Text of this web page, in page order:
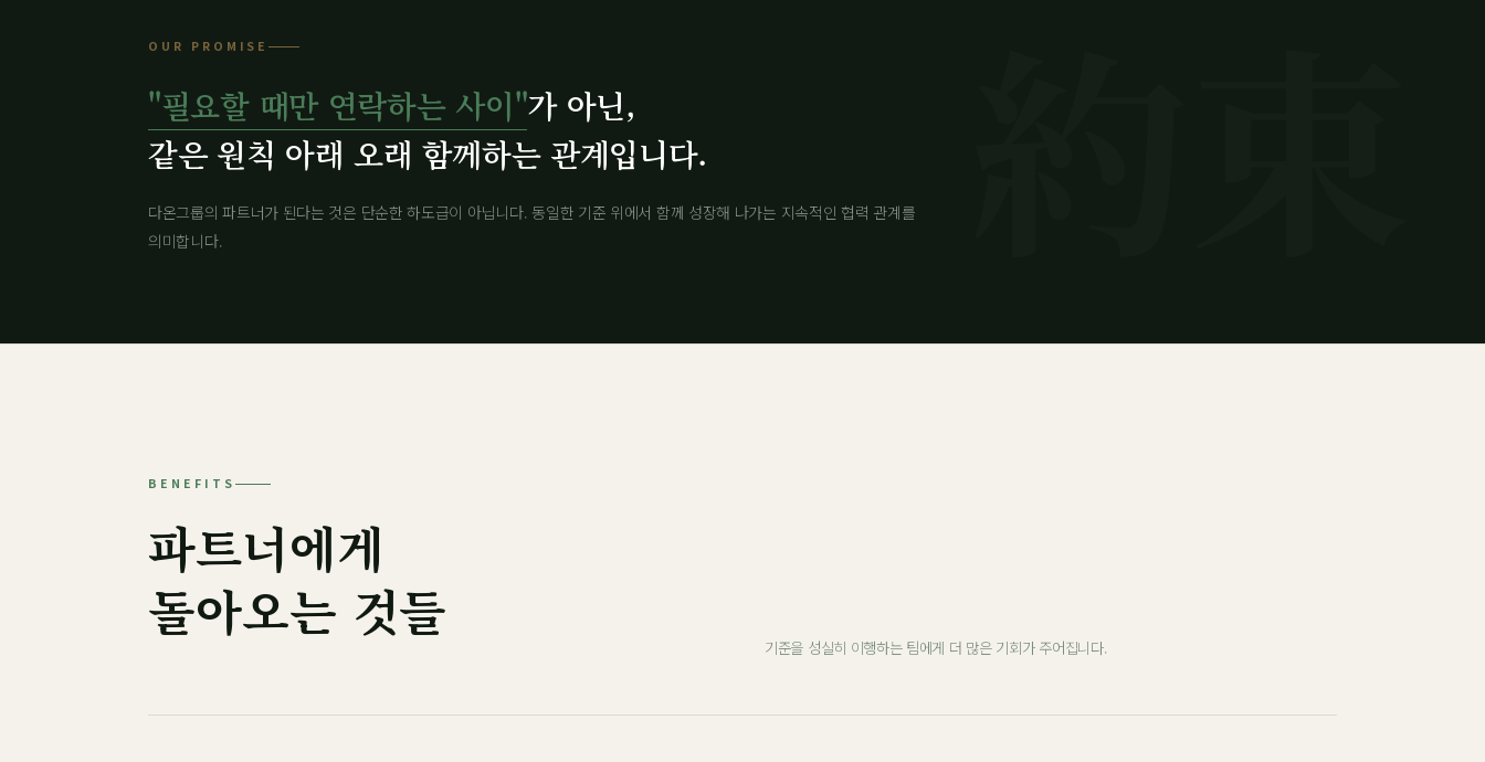
OUR PROMISE
"필요할 때만 연락하는 사이"가 아닌,
같은 원칙 아래 오래 함께하는 관계입니다.
다온그룹의 파트너가 된다는 것은 단순한 하도급이 아닙니다. 동일한 기준 위에서 함께 성장해 나가는 지속적인 협력 관계를
의미합니다.
BENEFITS
파트너에게
돌아오는 것들
기준을 성실히 이행하는 팀에게 더 많은 기회가 주어집니다.